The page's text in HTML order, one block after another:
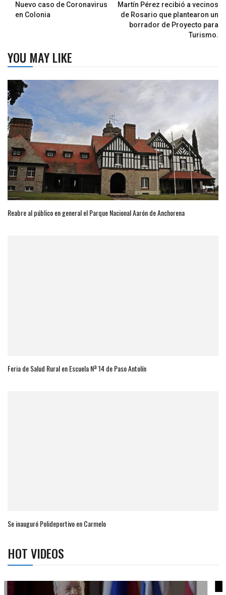
Nuevo caso de Coronavirus
en Colonia
Martín Pérez recibió a vecinos
de Rosario que plantearon un
borrador de Proyecto para
Turismo.
YOU MAY LIKE
Reabre al público en general el Parque Nacional Aarón de Anchorena
Feria de Salud Rural en Escuela Nª 14 de Paso Antolín
Se inauguró Polideportivo en Carmelo
HOT VIDEOS